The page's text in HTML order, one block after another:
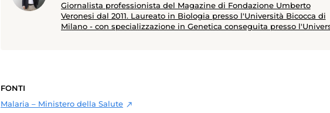
Giornalista professionista del Magazine di Fondazione Umberto
Veronesi dal 2011. Laureato in Biologia presso l'Università Bicocca di
Milano - con specializzazione in Genetica conseguita presso
virus dell’epatite C, la rivoluzione dei trattamenti per l’ictus tramite la
chirurgia endovascolare e la nascita delle nuove terapie a lunga
FONTI
Malaria – Ministero della Salute